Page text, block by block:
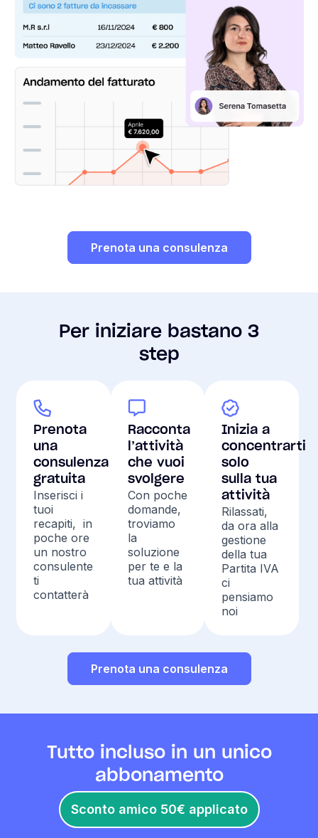
Prenota una consulenza
Per iniziare bastano 3
step
Prenota
una
consulenza
gratuita
Inserisci i
tuoi
recapiti, in
poche ore
un nostro
consulente
ti
contatterà
Racconta
l’attività
che vuoi
svolgere
Con poche
domande,
troviamo
la
soluzione
per te e la
tua attività
Inizia a
concentrarti
solo
sulla tua
attività
Rilassati,
da ora alla
gestione
della tua
Partita IVA
ci
pensiamo
noi
Prenota una consulenza
Tutto incluso in un unico
abbonamento
Sconto amico 50€ applicato